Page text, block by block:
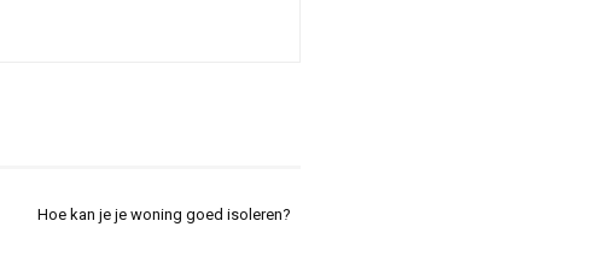
Hoe kan je je woning goed isoleren?